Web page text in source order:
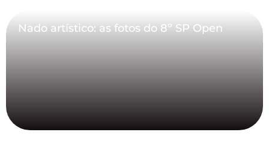
Nado artístico: as fotos do 8º SP Open